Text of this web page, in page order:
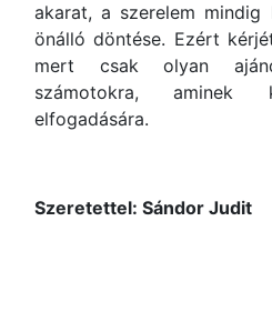
akarat, a szerelem
önálló döntése. Ezért
mert csak olyan
számotokra,
elfogadására.
Szeretettel: Sándor Judit